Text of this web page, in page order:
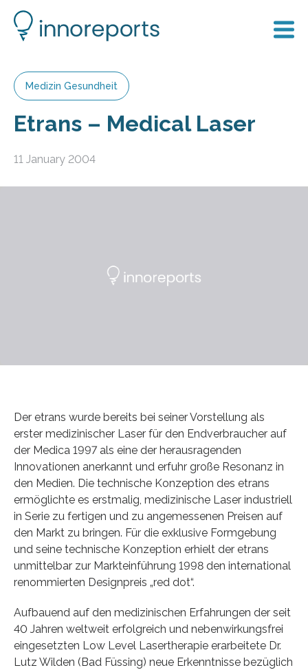
Medizin Gesundheit
Etrans – Medical Laser
11 January 2004
Der etrans wurde bereits bei seiner Vorstellung als
erster medizinischer Laser für den Endverbraucher auf
der Medica 1997 als eine der herausragenden
Innovationen anerkannt und erfuhr große Resonanz in
den Medien. Die technische Konzeption des etrans
ermöglichte es erstmalig, medizinische Laser industriell
in Serie zu fertigen und zu angemessenen Preisen auf
den Markt zu bringen. Für die exklusive Formgebung
und seine technische Konzeption erhielt der etrans
unmittelbar zur Markteinführung 1998 den international
renommierten Designpreis „red dot“.
Aufbauend auf den medizinischen Erfahrungen der seit
40 Jahren weltweit erfolgreich und nebenwirkungsfrei
eingesetzten Low Level Lasertherapie erarbeitete Dr.
Lutz Wilden (Bad Füssing) neue Erkenntnisse bezüglich